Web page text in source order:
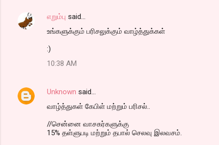
எறும்பு said…
உங்களுக்கும் பரிசலுக்கும் வாழ்த்துக்கள்
:)
10:38 AM
Unknown said…
வாழ்த்துகள் கேபிள் மற்றும் பரிசல்..
//சென்னை வாசகர்களுக்கு
15% தள்ளுபடி மற்றும் தபால் செலவு இலவசம்.